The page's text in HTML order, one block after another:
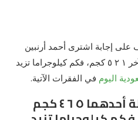
إجابة اشترى أحمد أرنبين
كتلة أحدهما ٥ ٦ ٤ كجم وكتلة الآخر ١ ٢ ٥ كجم، فكم كيلوجراما تزيد
اليوم في الفقرات الآتية.
اشترى أحمد أرنبين كتلة أحدهما ٥ ٦ ٤ كجم